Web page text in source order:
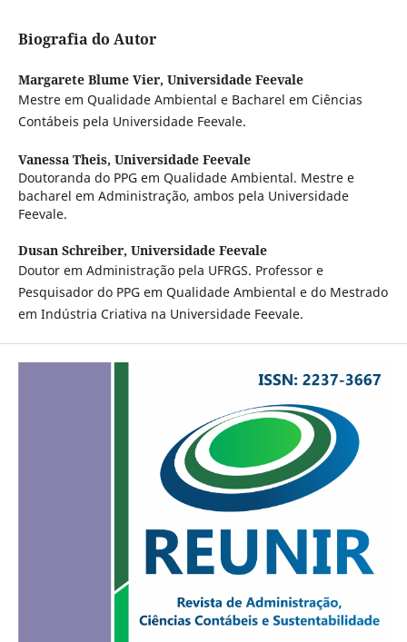
Biografia do Autor
Margarete Blume Vier, Universidade Feevale
Mestre em Qualidade Ambiental e Bacharel em Ciências
Contábeis pela Universidade Feevale.
Vanessa Theis, Universidade Feevale
Doutoranda do PPG em Qualidade Ambiental. Mestre e
bacharel em Administração, ambos pela Universidade
Feevale.
Dusan Schreiber, Universidade Feevale
Doutor em Administração pela UFRGS. Professor e
Pesquisador do PPG em Qualidade Ambiental e do Mestrado
em Indústria Criativa na Universidade Feevale.